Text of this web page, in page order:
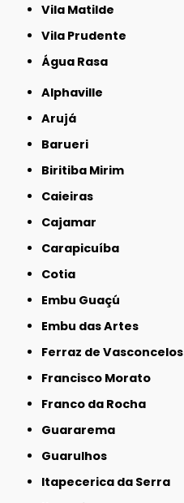
Vila Matilde
Vila Prudente
Água Rasa
Alphaville
Arujá
Barueri
Biritiba Mirim
Caieiras
Cajamar
Carapicuíba
Cotia
Embu Guaçú
Embu das Artes
Ferraz de Vasconcelos
Francisco Morato
Franco da Rocha
Guararema
Guarulhos
Itapecerica da Serra